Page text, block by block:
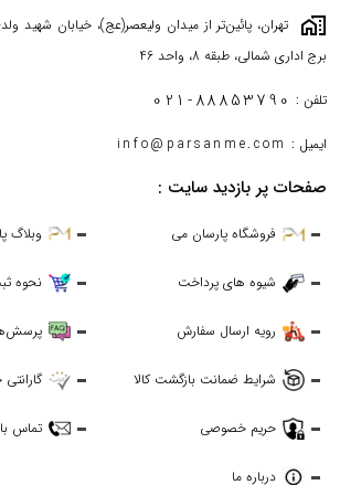
maps_home_work
تهران، پائین‌تر از میدان ولیعصر(عج)، خیابان شهید
برج اداری شمالی، طبقه 8، واحد 46
تلفن : 021-88853790
ایمیل : info@parsanme.com
صفحات پر بازدید سایت :
فروشگاه پارسان می وبلاگ
شیوه های پرداخت نحوه
رویه ارسال سفارش
شرایط ضمانت بازگشت کالا
حریم خصوصی تماس
درباره ما